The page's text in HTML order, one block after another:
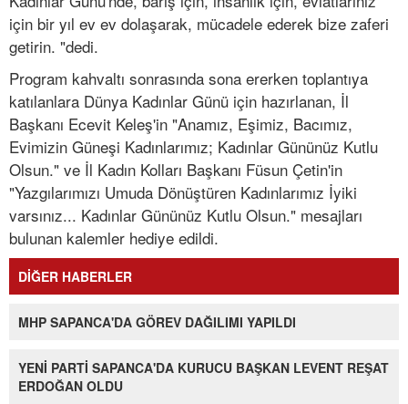
için bir yıl ev ev dolaşarak, mücadele ederek bize zaferi
getirin. "dedi.
Program kahvaltı sonrasında sona ererken toplantıya
katılanlara Dünya Kadınlar Günü için hazırlanan, İl
Başkanı Ecevit Keleş'in "Anamız, Eşimiz, Bacımız,
Evimizin Güneşi Kadınlarımız; Kadınlar Gününüz Kutlu
Olsun." ve İl Kadın Kolları Başkanı Füsun Çetin'in
"Yazgılarımızı Umuda Dönüştüren Kadınlarımız İyiki
varsınız... Kadınlar Gününüz Kutlu Olsun." mesajları
bulunan kalemler hediye edildi.
DİĞER HABERLER
MHP SAPANCA'DA GÖREV DAĞILIMI YAPILDI
YENİ PARTİ SAPANCA'DA KURUCU BAŞKAN LEVENT REŞAT
ERDOĞAN OLDU